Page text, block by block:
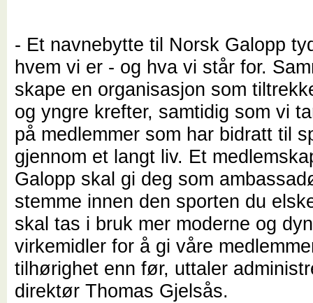
- Et navnebytte til Norsk Galopp
hvem vi er - og hva vi står for.
skape en organisasjon som
og yngre krefter, samtidig som vi
på medlemmer som har bidratt til
gjennom et langt liv. Et
Galopp skal gi deg som
stemme innen den sporten du
skal tas i bruk mer moderne og
virkemidler for å gi våre
tilhørighet enn før, uttaler
direktør Thomas Gjelsås.